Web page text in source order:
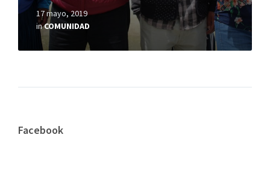
17 mayo, 2019
inCOMUNIDAD
Facebook